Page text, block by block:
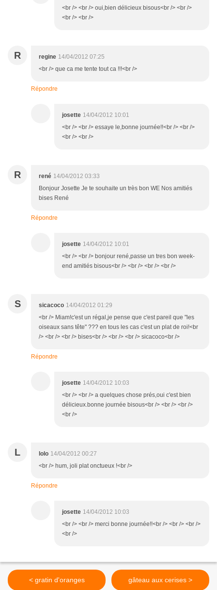
<br /> <br /> oui,bien délicieux bisous<br /> <br />
<br /> <br />
R regine 14/04/2012 07:25
<br /> que ca me tente tout ca !!!<br />
Répondre
josette 14/04/2012 10:01
<br /> <br /> essaye le,bonne journée!!<br /> <br />
<br /> <br />
R rené 14/04/2012 03:33
Bonjour Josette Je te souhaite un très bon WE Nos amitiés
bises René
Répondre
josette 14/04/2012 10:01
<br /> <br /> bonjour rené,passe un tres bon week-
end amitiés bisous<br /> <br /> <br /> <br />
S sicacoco 14/04/2012 01:29
<br /> Miam!c'est un régal,je pense que c'est pareil que "les
oiseaux sans tête" ??? en tous les cas c'est un plat de roi!<br
/> <br /> <br /> bises<br /> <br /> <br /> sicacoco<br />
Répondre
josette 14/04/2012 10:03
<br /> <br /> a quelques chose prés,oui c'est bien
délicieux.bonne journée bisous<br /> <br /> <br />
<br />
L lolo 14/04/2012 00:27
<br /> hum, joli plat onctueux !<br />
Répondre
josette 14/04/2012 10:03
<br /> <br /> merci bonne journée!!<br /> <br /> <br />
<br />
< gratin d'oranges gâteau aux cerises >